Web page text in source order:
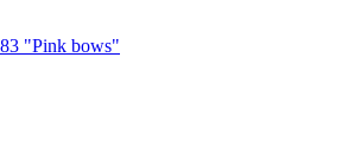
"Pink bows"